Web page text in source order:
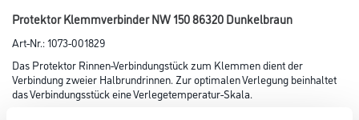
Protektor Klemmverbinder NW 150 86320 Dunkelbraun
Art-Nr.:1073-001829
Das Protektor Rinnen-Verbindungstück zum Klemmen dient der
Verbindung zweier Halbrundrinnen. Zur optimalen Verlegung beinhaltet
das Verbindungsstück eine Verlegetemperatur-Skala.